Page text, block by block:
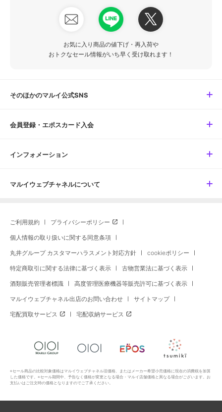
お気に入り商品の値下げ・再入荷や
おトクなセール情報がいち早く受け取れます！
そのほかのマルイ公式SNS
会員登録・エポスカード入会
インフォメーション
マルイウェブチャネルについて
ご利用規約 プライバシーポリシー
個人情報の取り扱いに関する同意条項
丸井グループ カスタマーハラスメント対応方針 cookieポリシー
特定商取引に関する法律に基づく表示 古物営業法に基づく表示
酒類販売管理者標識 高度管理医療機器等販売許可に基づく表示
マルイウェブチャネル出店のお問い合わせ サイトマップ
宅配買取サービス 宅配収納サービス
※セール商品の比較対象価格はマルイウェブチャネル旧価格、またはメーカー希望小売価格に現在の消費税を加算
した価格です。※セール期間中、予告なく価格が変更となる場合・マルイ店舗価格と異なる場合がございます。お
支払いはご注文時の価格となりますのでご了承ください。